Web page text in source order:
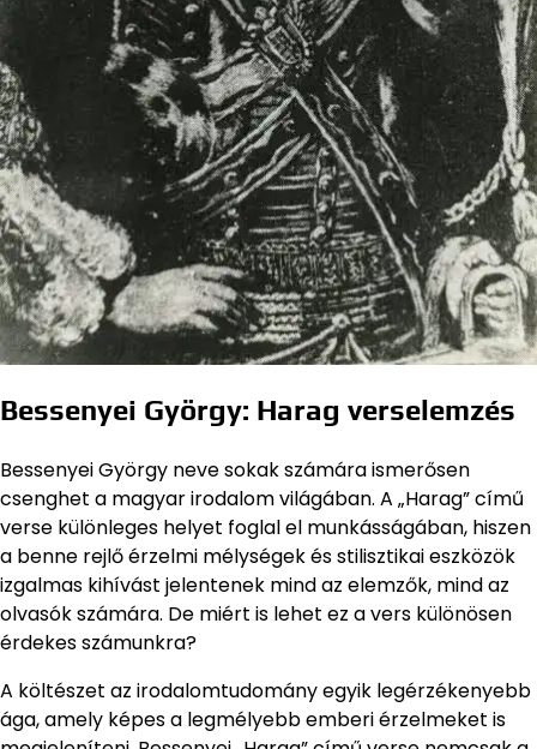
Bessenyei György: Harag verselemzés
Bessenyei György neve sokak számára ismerősen
csenghet a magyar irodalom világában. A „Harag” című
verse különleges helyet foglal el munkásságában, hiszen
a benne rejlő érzelmi mélységek és stilisztikai eszközök
izgalmas kihívást jelentenek mind az elemzők, mind az
olvasók számára. De miért is lehet ez a vers különösen
érdekes számunkra?
A költészet az irodalomtudomány egyik legérzékenyebb
ága, amely képes a legmélyebb emberi érzelmeket is